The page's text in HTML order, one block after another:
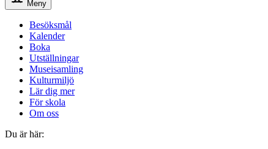
Meny
Besöksmål
Kalender
Boka
Utställningar
Museisamling
Kulturmiljö
Lär dig mer
För skola
Om oss
Du är här: